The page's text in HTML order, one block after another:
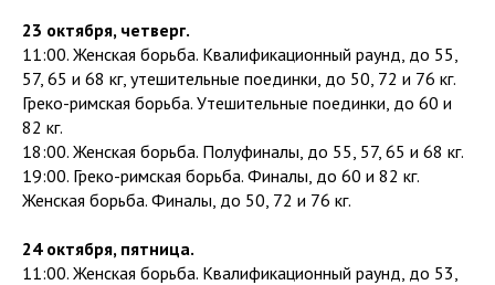
23 октября, четверг.
11:00. Женская борьба. Квалификационный раунд, до 55,
57, 65 и 68 кг, утешительные поединки, до 50, 72 и 76 кг.
Греко-римская борьба. Утешительные поединки, до 60 и
82 кг.
18:00. Женская борьба. Полуфиналы, до 55, 57, 65 и 68 кг.
19:00. Греко-римская борьба. Финалы, до 60 и 82 кг.
Женская борьба. Финалы, до 50, 72 и 76 кг.
24 октября, пятница.
11:00. Женская борьба. Квалификационный раунд, до 53,